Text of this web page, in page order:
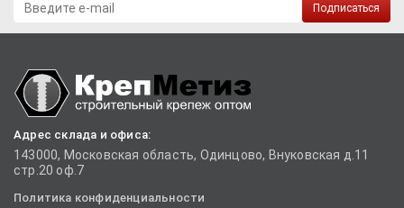
Подписаться
Адрес склада и офиса:
143000, Московская область, Одинцово, Внуковская д.11
стр.20 оф.7
Политика конфиденциальности